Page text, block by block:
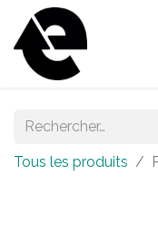
Tous les produits